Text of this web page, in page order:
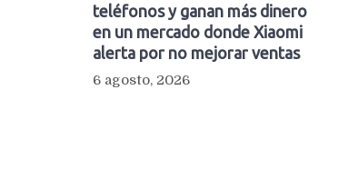
teléfonos y ganan más dinero
en un mercado donde Xiaomi
alerta por no mejorar ventas
6 agosto, 2026